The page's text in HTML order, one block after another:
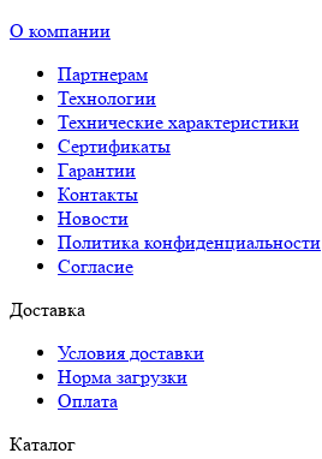
О компании
Партнерам
Технологии
Технические характеристики
Сертификаты
Гарантии
Контакты
Новости
Политика конфиденциальности
Согласие
Доставка
Условия доставки
Норма загрузки
Оплата
Каталог